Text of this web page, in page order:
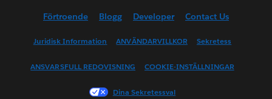
English (UK)
English (US)
Français (Canada)
Français (France)
Förtroende Blogg Developer Contact Us
Juridisk Information ANVÄNDARVILLKOR Sekretess
ANSVARSFULL REDOVISNING COOKIE-INSTÄLLNINGAR
Dina Sekretessval